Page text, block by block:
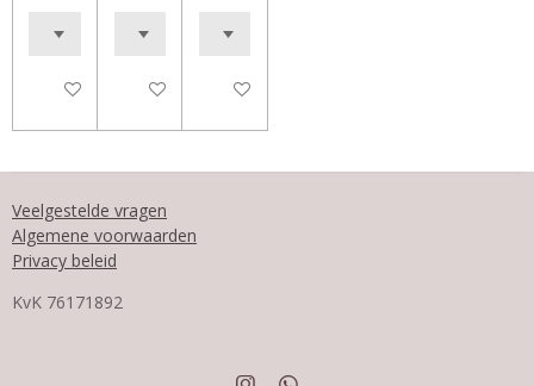
In winkelwagenIn winkelwagenIn winkelwagen
Veelgestelde vragen
Algemene voorwaarden
Privacy beleid
KvK 76171892